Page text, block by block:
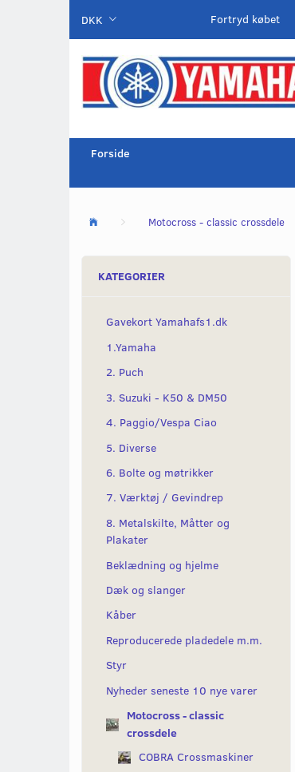
DKK Fortryd købet
Forside
Motocross - classic crossdele
KATEGORIER
Gavekort Yamahafs1.dk
1.Yamaha
2. Puch
3. Suzuki - K50 & DM50
4. Paggio/Vespa Ciao
5. Diverse
6. Bolte og møtrikker
7. Værktøj / Gevindrep
8. Metalskilte, Måtter og
Plakater
Beklædning og hjelme
Dæk og slanger
Kåber
Reproducerede pladedele m.m.
Styr
Nyheder seneste 10 nye varer
Motocross - classic
crossdele
COBRA Crossmaskiner